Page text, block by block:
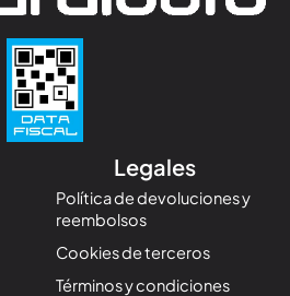
Legales
Política de devoluciones y
reembolsos
Cookies de terceros
Términos y condiciones